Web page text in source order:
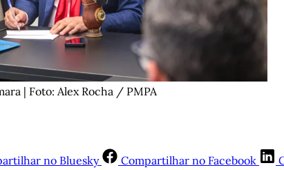
| Foto: Alex Rocha / PMPA
no Bluesky Compartilhar no Facebook